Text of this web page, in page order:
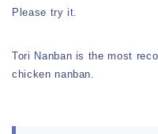
Please try it.
Tori Nanban is the most
chicken nanban.